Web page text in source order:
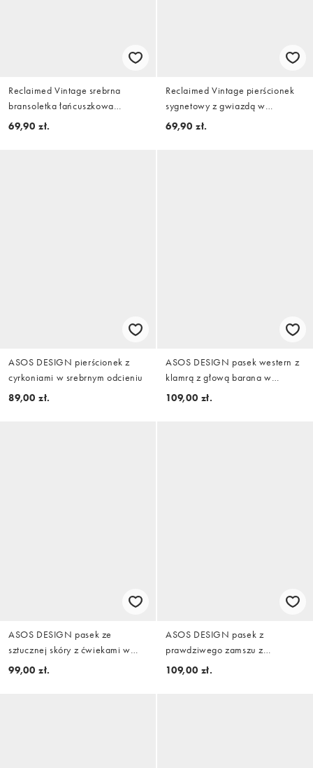
Reclaimed Vintage srebrna
bransoletka łańcuszkowa
mariner z detalami skrętu
69,90 zł.
Reclaimed Vintage pierścionek
sygnetowy z gwiazdą w
mieszanym platerowaniu
69,90 zł.
ASOS DESIGN pierścionek z
cyrkoniami w srebrnym odcieniu
89,00 zł.
ASOS DESIGN pasek western z
klamrą z głową barana w
brązowej imitacji skóry
109,00 zł.
ASOS DESIGN pasek ze
sztucznej skóry z ćwiekami w
czerni
99,00 zł.
ASOS DESIGN pasek z
prawdziwego zamszu z
zaokrągloną klamrą w kolorze
109,00 zł.